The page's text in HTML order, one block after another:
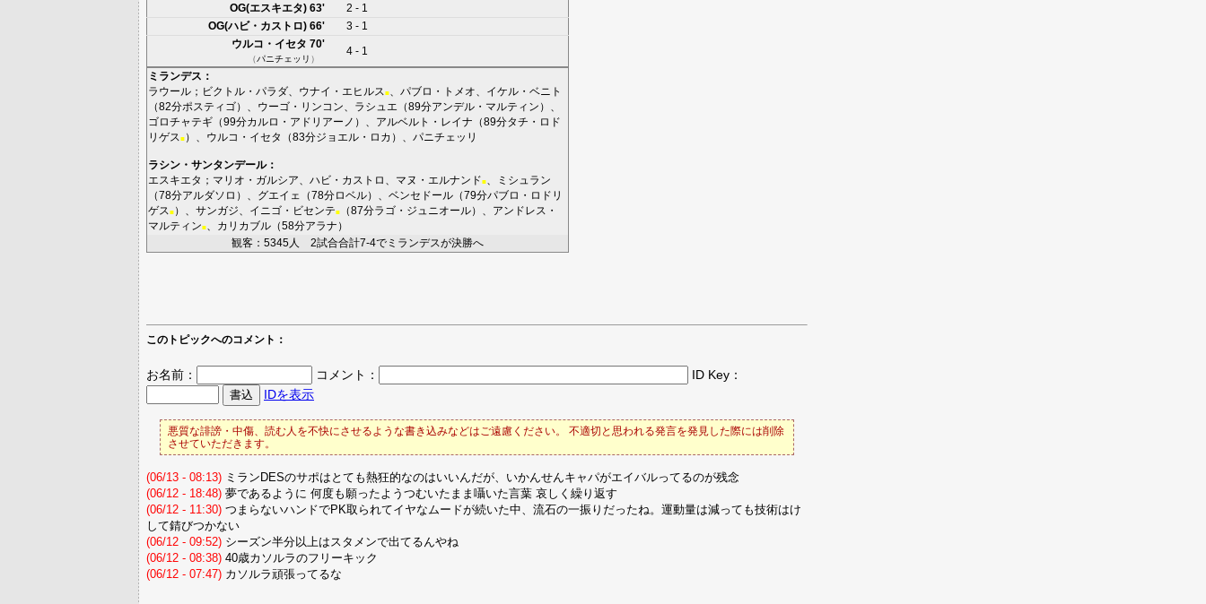
OG(エスキエタ) 63'
2 - 1
OG(ハビ・カストロ) 66'
3 - 1
ウルコ・イセタ 70'
（パニチェッリ ）
4 - 1
ミランデス ：
ラウール ； ビクトル・パラダ ウナイ・エヒルス ■ パブロ・トメオ
イケル・ベニト
（82分ポスティゴ）、 ウーゴ・リンコン ラシュエ （89分アンデル・マルティン ）、
ゴロチャテギ （99分カルロ・アドリアーノ ）、 アルベルト・レイナ （89分タチ・ロド
リゲス ■ ）、 ウルコ・イセタ （83分ジョエル・ロカ ）、 パニチェッリ
ラシン・サンタンデール：
エスキエタ ； マリオ・ガルシア ハビ・カストロ マヌ・エルナンド■
ミシュラン
（78分アルダソロ ）、 グエイェ （78分ロベル）、 ベンセドール （79分パブロ・ロドリ
ゲス ■ ）、 サンガジ イニゴ・ビセンテ■ （87分ラゴ・ジュニオール）、 アンドレス・
マルティン■ カリカブル （58分アラナ ）
観客：5345人 2試合合計7-4でミランデスが決勝へ
このトピックへのコメント：
お名前： コメント：
ID Key：
IDを表示
悪質な誹謗・中傷、読む人を不快にさせるような書き込みなどはご遠慮ください。 不適切と思われる発言を発見した際には削除
させていただきます。
(06/13 - 08:13) ミランDESのサポはとても熱狂的なのはいいんだが、いかんせんキャパがエイバルってるのが残念
(06/12 - 18:48) 夢であるように 何度も願ったようつむいたまま囁いた言葉 哀しく繰り返す
(06/12 - 11:30) つまらないハンドでPK取られてイヤなムードが続いた中、流石の一振りだったね。運動量は減っても技術はけ
して錆びつかない
(06/12 - 09:52) シーズン半分以上はスタメンで出てるんやね
(06/12 - 08:38) 40歳カソルラのフリーキック
(06/12 - 07:47) カソルラ頑張ってるな